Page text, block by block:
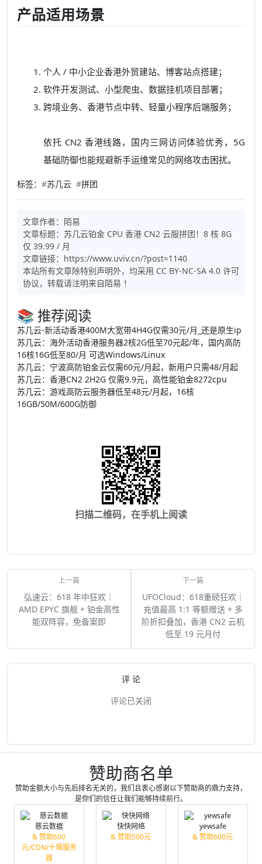
产品适用场景
个人 / 中小企业香港外贸建站、博客站点搭建；
软件开发测试、小型爬虫、数据挂机项目部署；
跨境业务、香港节点中转、轻量小程序后端服务；
依托 CN2 香港线路，国内三网访问体验优秀，5G
基础防御也能规避新手运维常见的网络攻击困扰。
标签： #苏几云 #拼团
文章作者： 陌易
文章标题： 苏几云铂金 CPU 香港 CN2 云服拼团！8 核 8G
仅 39.99 / 月
文章链接： https://www.uviv.cn/?post=1140
本站所有文章除特别声明外，均采用 CC BY-NC-SA 4.0 许可
协议，转载请注明来自陌易 ！
📚 推荐阅读
苏几云-新活动香港400M大宽带4H4G仅需30元/月_还是原生ip
苏几云：海外活动香港服务器2核2G低至70元起/年，国内高防
16核16G低至80/月 可选Windows/Linux
苏几云：宁波高防铂金云仅需60元/月起，新用户只需48/月起
苏几云：香港CN2 2H2G 仅需9.9元，高性能铂金8272cpu
苏几云：游戏高防云服务器低至48元/月起，16核
16GB/50M/600G防御
扫描二维码，在手机上阅读
弘速云：618 年中狂欢｜
AMD EPYC 旗舰 + 铂金高性
能双阵容，免备案即
UFOCloud：618重磅狂欢｜
充值最高 1:1 等额赠送 + 多
阶折扣叠加，香港 CN2 云机
低至 19 元月付
评 论
评论已关闭
赞助商名单
赞助金额大小与先后排名无关的，我们且衷心感谢以下赞助商的鼎力支持，
是你们的信任让我们能够持续前行。
慈云数据
& 赞助600
元/CDN/十堰服务
器
快快网络
& 赞助500元
yewsafe
& 赞助600元